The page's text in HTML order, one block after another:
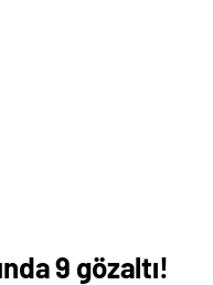
9 gözaltı!